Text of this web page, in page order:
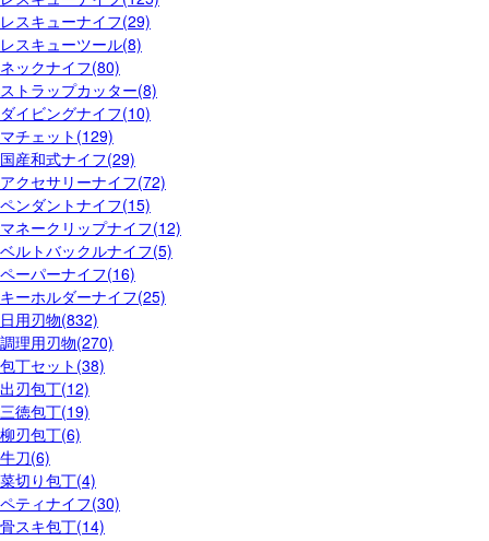
レスキューナイフ(29)
レスキューツール(8)
ネックナイフ(80)
ストラップカッター(8)
ダイビングナイフ(10)
マチェット(129)
国産和式ナイフ(29)
アクセサリーナイフ(72)
ペンダントナイフ(15)
マネークリップナイフ(12)
ベルトバックルナイフ(5)
ペーパーナイフ(16)
キーホルダーナイフ(25)
日用刃物(832)
調理用刃物(270)
包丁セット(38)
出刃包丁(12)
三徳包丁(19)
柳刃包丁(6)
牛刀(6)
菜切り包丁(4)
ペティナイフ(30)
骨スキ包丁(14)